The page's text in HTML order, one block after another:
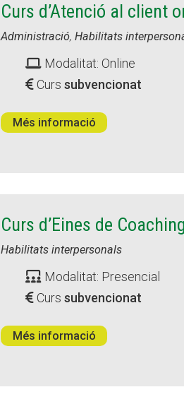
Curs d’Atenció al client
Administració,Habilitats
Modalitat: Online
Curssubvencionat
Més informació
Curs d’Eines de
Habilitats interpersonals
Modalitat: Presencial
Curssubvencionat
Més informació